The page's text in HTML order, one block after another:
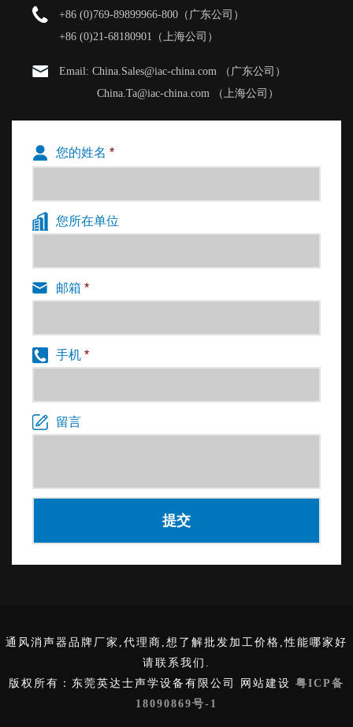
+86 (0)769-89899966-800（广东公司）
+86 (0)21-68180901（上海公司）
Email: China.Sales@iac-china.com （广东公司）
China.Ta@iac-china.com （上海公司）
您的姓名 *
您所在单位
邮箱 *
手机 *
留言
通风消声器品牌厂家,代理商,想了解批发加工价格,性能哪家好
请联系我们.
版权所有：东莞英达士声学设备有限公司 网站建设 粤ICP备
18090869号-1